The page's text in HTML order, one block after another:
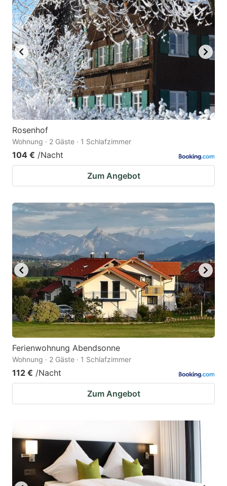
Rosenhof
Wohnung · 2 Gäste · 1 Schlafzimmer
104 € /Nacht
Zum Angebot
Ferienwohnung Abendsonne
Wohnung · 2 Gäste · 1 Schlafzimmer
112 € /Nacht
Zum Angebot